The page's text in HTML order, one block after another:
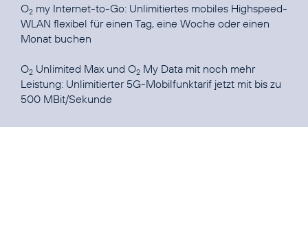
O2 my Internet-to-Go: Unlimitiertes mobiles Highspeed-
WLAN flexibel für einen Tag, eine Woche oder einen
Monat buchen
O2 Unlimited Max und O2 My Data mit noch mehr
Leistung: Unlimitierter 5G-Mobilfunktarif jetzt mit bis zu
500 MBit/Sekunde